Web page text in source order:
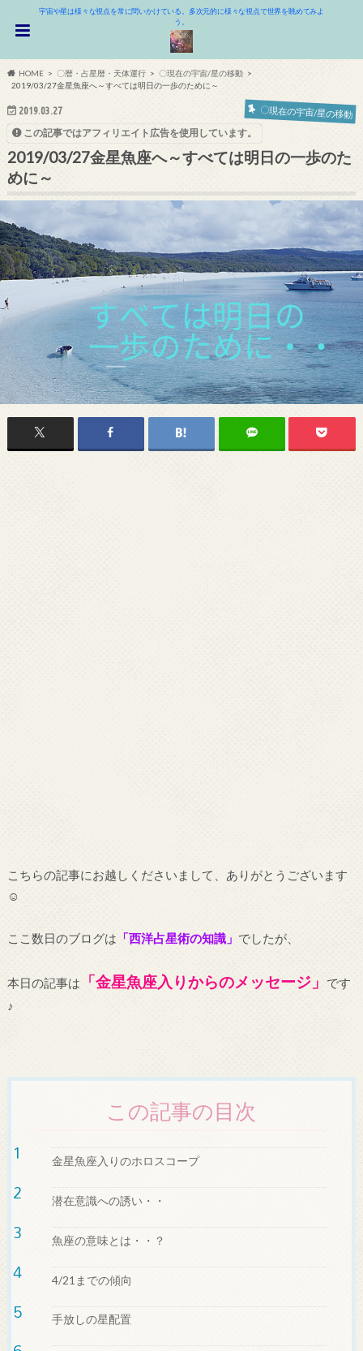
宇宙や星は様々な視点を常に問いかけている。多次元的に様々な視点で世界を眺めてみよ
う。
HOME 〇暦・占星暦・天体運行
〇現在の宇宙/星の移動
2019/03/27金星魚座へ～すべては明日の一歩のために～
2019.03.27 〇現在の宇宙/星の移動
この記事ではアフィリエイト広告を使用しています。
2019/03/27金星魚座へ～すべては明日の一歩のた
めに～
こちらの記事にお越しくださいまして、ありがとうございます
☺
ここ数日のブログは 「西洋占星術の知識」 でしたが、
本日の記事は 「金星魚座入りからのメッセージ」
です
♪
この記事の目次
金星魚座入りのホロスコープ
潜在意識への誘い・・
魚座の意味とは・・？
4/21までの傾向
手放しの星配置